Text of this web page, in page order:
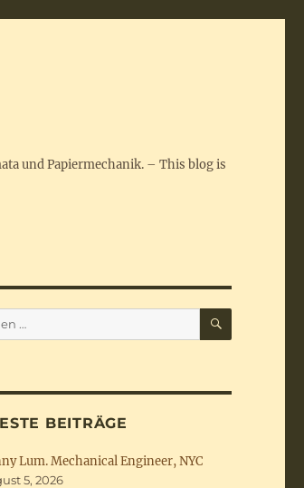
und Papiermechanik. – This blog is
SUCHEN
BEITRÄGE
Lum. Mechanical Engineer, NYC
5, 2026